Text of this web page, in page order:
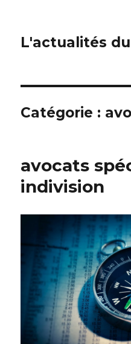
L'actualités
Catégorie :
avocats
indivision